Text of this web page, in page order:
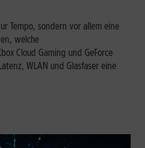
Tempo, sondern vor allem eine
welche
Cloud Gaming und GeForce
WLAN und Glasfaser eine